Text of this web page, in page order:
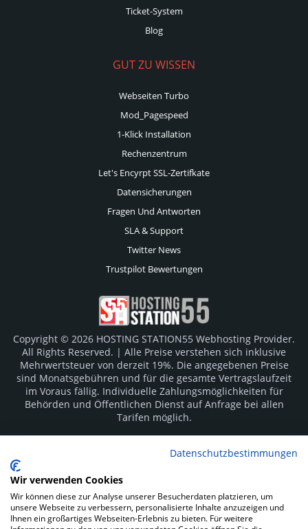
Ticket-System
Blog
GUT ZU WISSEN
Webseiten Turbo
Mod_Pagespeed
1-Klick Installation
Rechenzentrum
Let's Encyrpt SSL-Zertifkate
Datensicherungen
Fragen Und Antworten
SLA & Support
Twitter News
Trustpilot Bewertungen
Copyright © 2026 HOSTING STATION55 Webhosting Provider.
All Rights Reserved. | Alle Preise verstehen sich inklusive
Mehrwertsteuer von derzeit 19%. Die angegebenen Preise
sind Monatsgebühren und für die gesamte Vertragslaufzeit
im Voraus fällig. Individuelle Zahlungsmöglichkeiten für
Behörden und Öffentlichen Dienst auf Anfrage bei allen
Tarifen möglich.
Hersteller. Irrtümer vorbehalten.
SOCIAL MEDIA
Datenschutzbestimmungen
Wir verwenden Cookies
Wir können diese zur Analyse unserer Besucherdaten platzieren, um
unsere Webseite zu verbessern, personalisierte Inhalte anzuzeigen und
Ihnen ein großartiges Webseiten-Erlebnis zu bieten. Für weitere